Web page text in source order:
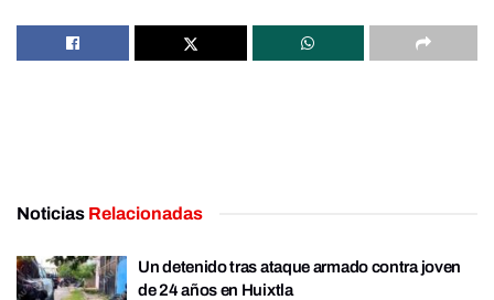
Noticias Relacionadas
Un detenido tras ataque armado contra joven
de 24 años en Huixtla